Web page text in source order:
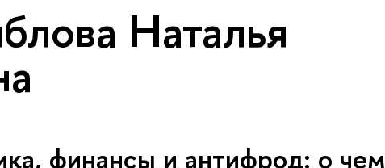
Наталья
финансы и антифрод: о чем